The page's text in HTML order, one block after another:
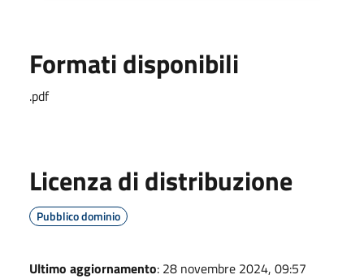
Formati disponibili
.pdf
Licenza di distribuzione
Pubblico dominio
Ultimo aggiornamento: 28 novembre 2024, 09:57